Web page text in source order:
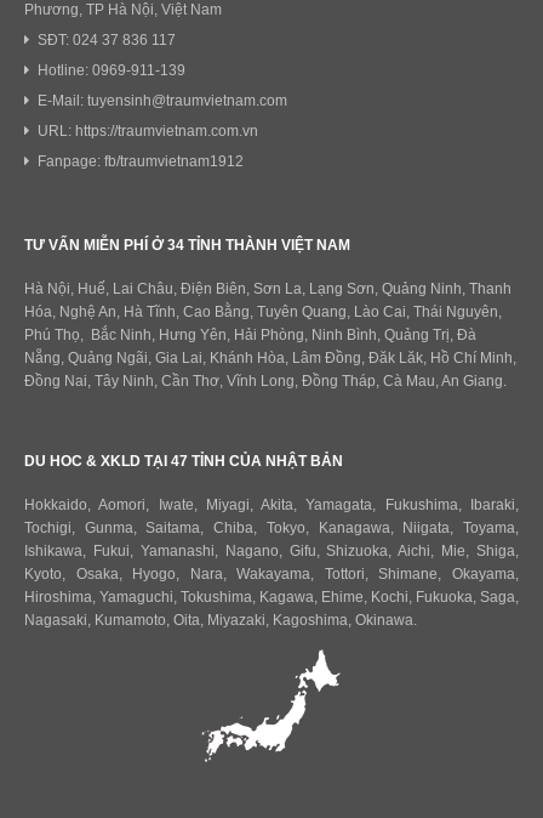
Phương, TP Hà Nội, Việt Nam
SĐT: 024 37 836 117
Hotline: 0969-911-139
E-Mail: tuyensinh@traumvietnam.com
URL: https://traumvietnam.com.vn
Fanpage: fb/traumvietnam1912
TƯ VẤN MIỄN PHÍ Ở 34 TỈNH THÀNH VIỆT NAM
Hà Nội, Huế, Lai Châu, Điện Biên, Sơn La, Lạng Sơn, Quảng Ninh, Thanh
Hóa, Nghệ An, Hà Tĩnh, Cao Bằng, Tuyên Quang, Lào Cai, Thái Nguyên,
Phú Thọ, Bắc Ninh, Hưng Yên, Hải Phòng, Ninh Bình, Quảng Trị, Đà
Nẵng, Quảng Ngãi, Gia Lai, Khánh Hòa, Lâm Đồng, Đăk Lăk, Hồ Chí Minh,
Đồng Nai, Tây Ninh, Cần Thơ, Vĩnh Long, Đồng Tháp, Cà Mau, An Giang.
DU HOC & XKLD TẠI 47 TỈNH CỦA NHẬT BẢN
Hokkaido,Aomori, Iwate, Miyagi,Akita,Yamagata, Fukushima, Ibaraki,
Tochigi, Gunma, Saitama,Chiba, Tokyo, Kanagawa, Niigata,Toyama,
Ishikawa, Fukui, Yamanashi, Nagano, Gifu, Shizuoka,Aichi, Mie, Shiga,
Kyoto, Osaka, Hyogo, Nara,Wakayama, Tottori, Shimane,Okayama,
Hiroshima, Yamaguchi, Tokushima, Kagawa, Ehime, Kochi, Fukuoka, Saga,
Nagasaki, Kumamoto, Oita, Miyazaki, Kagoshima, Okinawa.